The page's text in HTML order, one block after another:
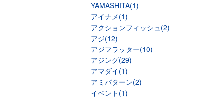
YAMASHITA(1)
アイナメ(1)
アクションフィッシュ(2)
アジ(12)
アジフラッター(10)
アジング(29)
アマダイ(1)
アミパターン(2)
イベント(1)